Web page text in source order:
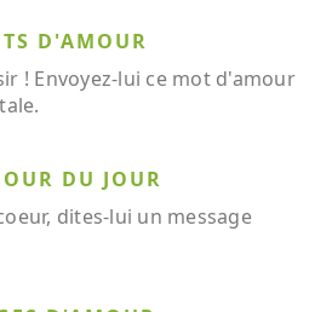
D'AMOUR
! Envoyez-lui ce mot d'amour
DU JOUR
dites-lui un message